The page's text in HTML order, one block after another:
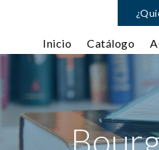
Inicio Catálogo